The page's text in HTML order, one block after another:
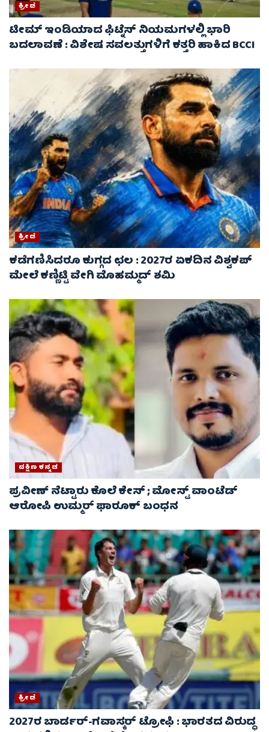
ಕ್ರೀಡೆ
ಟೀಮ್ ಇಂಡಿಯಾದ ಫಿಟ್ನೆಸ್ ನಿಯಮಗಳಲ್ಲಿ ಭಾರಿ
ಬದಲಾವಣೆ : ವಿಶೇಷ ಸವಲತ್ತುಗಳಿಗೆ ಕತ್ತರಿ ಹಾಕಿದ BCCI
ಕ್ರೀಡೆ
ಕಡೆಗಣಿಸಿದರೂ ಕುಗ್ಗದ ಛಲ : 2027ರ ಏಕದಿನ ವಿಶ್ವಕಪ್‌
ಮೇಲೆ ಕಣ್ಣಿಟ್ಟಿ ವೇಗಿ ಮೊಹಮ್ಮದ್ ಶಮಿ
ದಕ್ಷಿಣ ಕನ್ನಡ
ಪ್ರವೀಣ್ ನೆಟ್ಟಾರು ಕೊಲೆ ಕೇಸ್ ​; ಮೋಸ್ಟ್ ವಾಂಟೆಡ್‌
ಆರೋಪಿ ಉಮ್ಮರ್ ಫಾರೂಕ್ ಬಂಧನ
ಕ್ರೀಡೆ
2027ರ ಬಾರ್ಡರ್-ಗವಾಸ್ಕರ್ ಟ್ರೋಫಿ : ಭಾರತದ ವಿರುದ್ಧ